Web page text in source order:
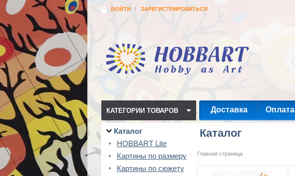
ВОЙТИ ЗАРЕГИСТРИРОВАТЬСЯ
КАТЕГОРИИ ТОВАРОВ Доставка Оплата
Каталог
HOBBART Lite
Картины по размеру
Картины по сюжету
Каталог
Главная страница